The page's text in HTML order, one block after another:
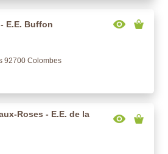
E.E. Buffon
92700 Colombes
Roses - E.E. de la